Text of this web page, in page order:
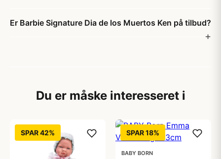
Er Barbie Signature Dia de los Muertos Ken på tilbud?
Du er måske interesseret i
SPAR 42% SPAR 18%
BABY BORN